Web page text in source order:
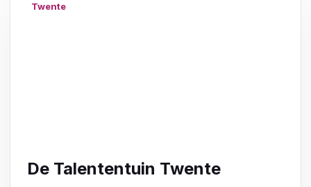
Twente
De Talententuin Twente